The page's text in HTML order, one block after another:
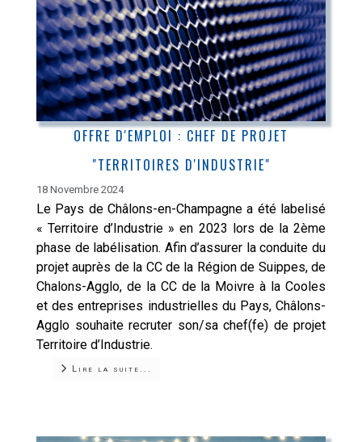
OFFRE D'EMPLOI : CHEF DE PROJET
"TERRITOIRES D'INDUSTRIE"
18 Novembre 2024
Le Pays de Châlons-en-Champagne a été labelisé
« Territoire d’Industrie » en 2023 lors de la 2ème
phase de labélisation. Afin d’assurer la conduite du
projet auprès de la CC de la Région de Suippes, de
Chalons-Agglo, de la CC de la Moivre à la Cooles
et des entreprises industrielles du Pays, Châlons-
Agglo souhaite recruter son/sa chef(fe) de projet
Territoire d’Industrie.
Lire la suite...